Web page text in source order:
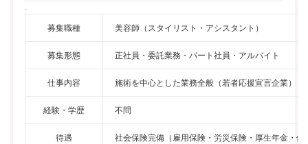
.
募集職種 美容師（スタイリスト・アシスタント）
募集形態 正社員・委託業務・パート社員・アルバイト
仕事内容 施術を中心とした業務全般（若者応援宣言企業）
経験・学歴 不問
待遇 社会保険完備（雇用保険・労災保険・厚生年金・健